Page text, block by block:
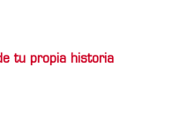
tu propia historia